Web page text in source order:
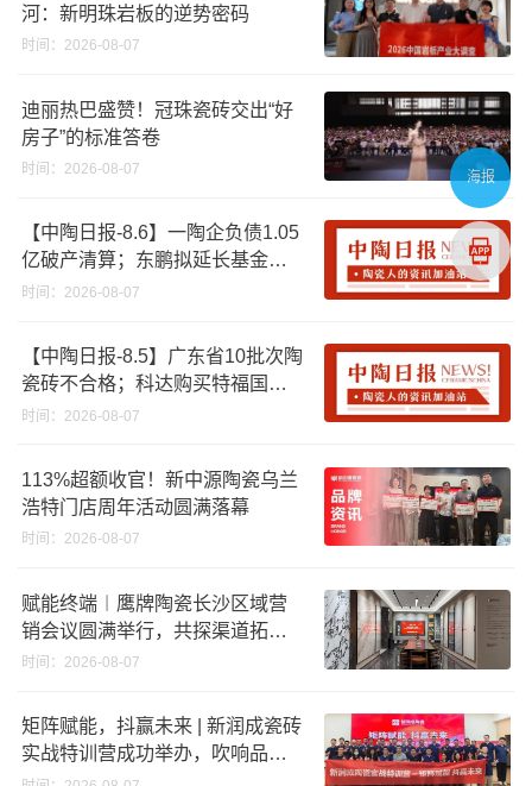
河：新明珠岩板的逆势密码
时间：2026-08-07
迪丽热巴盛赞！冠珠瓷砖交出“好
房子”的标准答卷
时间：2026-08-07
【中陶日报-8.6】一陶企负债1.05
亿破产清算；东鹏拟延长基金投
资期限；工信部开展建陶行业能
时间：2026-08-07
【中陶日报-8.5】广东省10批次陶
瓷砖不合格；科达购买特福国际
股份申请未通过；蒙娜丽莎5千万
破18亿元
时间：2026-08-07
113%超额收官！新中源陶瓷乌兰
浩特门店周年活动圆满落幕
时间：2026-08-07
赋能终端︱鹰牌陶瓷长沙区域营
销会议圆满举行，共探渠道拓展
与门店升级新路径
时间：2026-08-07
矩阵赋能，抖赢未来 | 新润成瓷砖
实战特训营成功举办，吹响品牌
秋季营销冲锋号！
海报